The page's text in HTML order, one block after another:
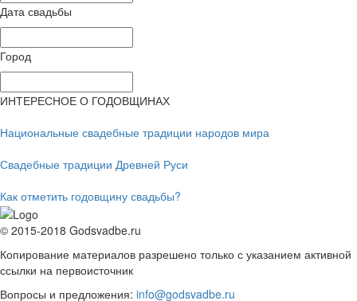
Дата свадьбы
Город
ИНТЕРЕСНОЕ О ГОДОВЩИНАХ
Национальные свадебные традиции народов мира
Свадебные традиции Древней Руси
Как отметить годовщину свадьбы?
© 2015-2018 Godsvadbe.ru
Копирование материалов разрешено только с указанием активной
ссылки на первоисточник
Вопросы и предложения: info@godsvadbe.ru